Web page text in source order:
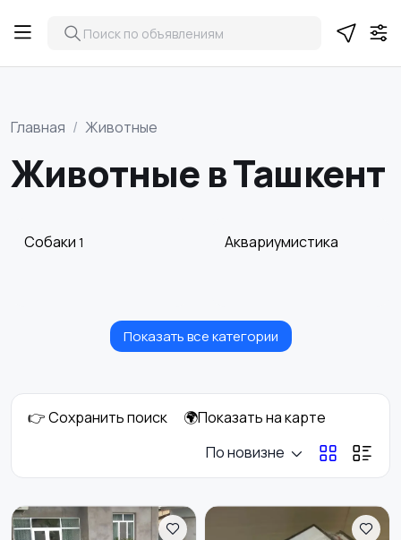
Главная Животные
Животные в Ташкент
Собаки 1 Аквариумистика
Товары для животных Другие животные
Рыбки 1
Показать все категории
👉 Сохранить поиск
🌍Показать на карте
По новизне